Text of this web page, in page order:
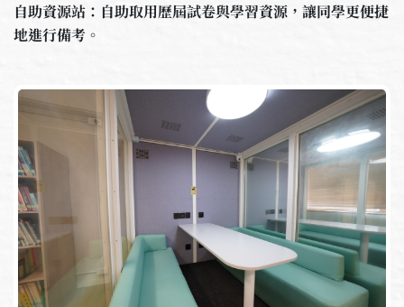
自助資源站：自助取用歷屆試卷與學習資源，讓同學更便捷
地進行備考。